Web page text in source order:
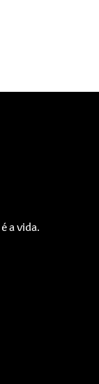
a vida.